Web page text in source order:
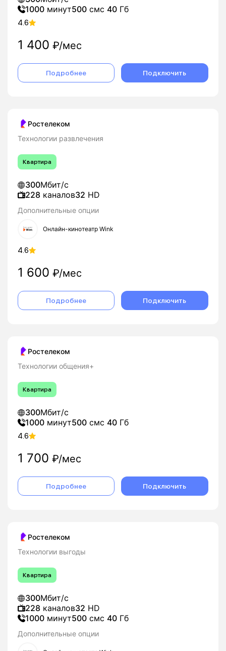
1000 минут500 смс 40 Гб
4.6
1 400 ₽/мес
Подробнее Подключить
Ростелеком
Технологии развлечения
Квартира
300Мбит/с
228 каналов32 HD
Дополнительные опции
Онлайн-кинотеатр Wink
4.6
1 600 ₽/мес
Подробнее Подключить
Ростелеком
Технологии общения+
Квартира
300Мбит/с
1000 минут500 смс 40 Гб
4.6
1 700 ₽/мес
Подробнее Подключить
Ростелеком
Технологии выгоды
Квартира
300Мбит/с
228 каналов32 HD
1000 минут500 смс 40 Гб
Дополнительные опции